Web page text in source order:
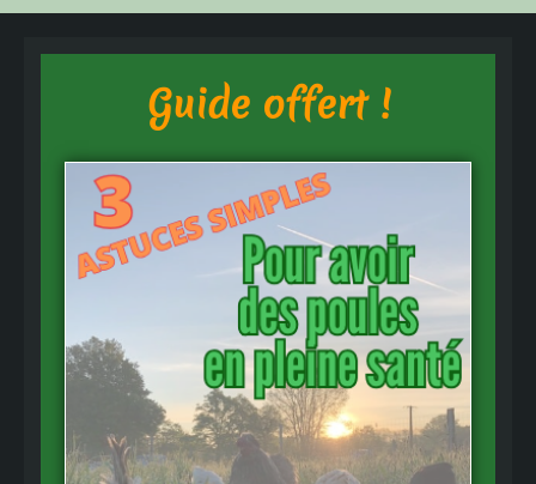
Guide offert !